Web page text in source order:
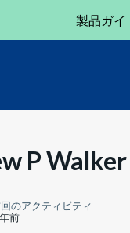
製品ガイ
P Walker
のアクティビティ
前